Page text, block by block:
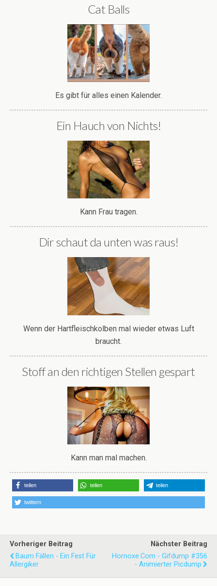
Cat Balls
Es gibt für alles einen Kalender.
Ein Hauch von Nichts!
Kann Frau tragen.
Dir schaut da unten was raus!
Wenn der Hartfleischkolben mal wieder etwas Luft
braucht.
Stoff an den richtigen Stellen gespart
Kann man mal machen.
teilen teilen teilen
twittern
Vorheriger Beitrag
Baum Fällen - Ein Fest Für
Allergiker
Nächster Beitrag
Hornoxe.com - Gifdump #356
- Animierter Picdump